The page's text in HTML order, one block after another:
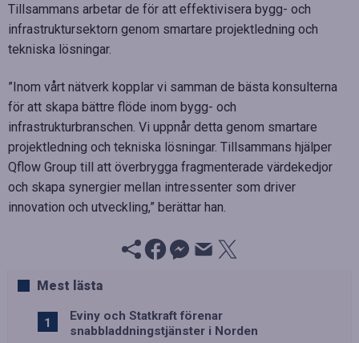
Tillsammans arbetar de för att effektivisera bygg- och
infrastruktursektorn genom smartare projektledning och
tekniska lösningar.
”Inom vårt nätverk kopplar vi samman de bästa konsulterna
för att skapa bättre flöde inom bygg- och
infrastrukturbranschen. Vi uppnår detta genom smartare
projektledning och tekniska lösningar. Tillsammans hjälper
Qflow Group till att överbrygga fragmenterade värdekedjor
och skapa synergier mellan intressenter som driver
innovation och utveckling,” berättar han.
Mest lästa
Eviny och Statkraft förenar
snabbladdningstjänster i Norden